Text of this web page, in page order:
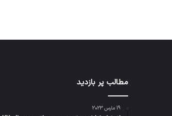
مطالب پر بازدید
19 مارس 2023